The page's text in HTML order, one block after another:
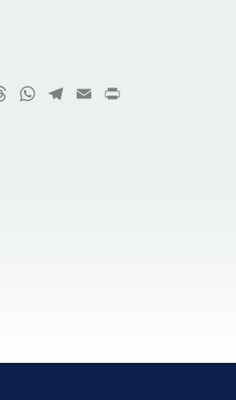
ThreadsWhatsApp
Telegram
Email